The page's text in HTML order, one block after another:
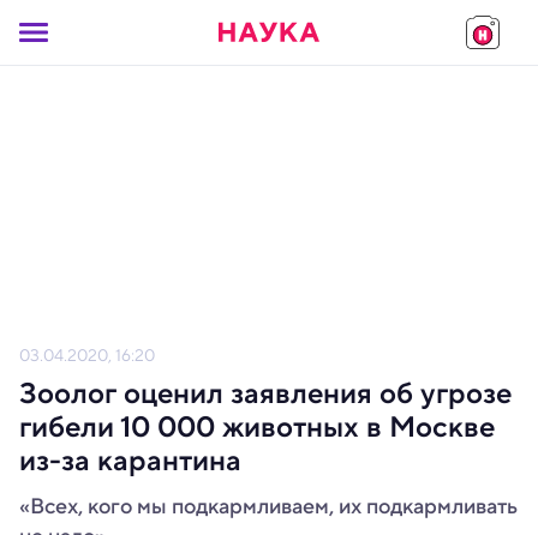
03.04.2020, 16:20
Зоолог оценил заявления об угрозе
гибели 10 000 животных в Москве
из-за карантина
«Всех, кого мы подкармливаем, их подкармливать